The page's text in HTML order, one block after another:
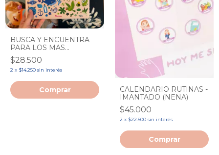
BUSCA Y ENCUENTRA
PARA LOS MAS
PEQUEÑOS: LOS
COLORES
$28.500
2 x $14.250 sin interés
CALENDARIO RUTINAS -
IMANTADO (NENA)
$45.000
2 x $22.500 sin interés
Comprar